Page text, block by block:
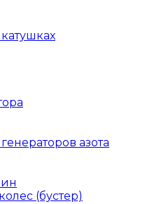
азота
(бустер)